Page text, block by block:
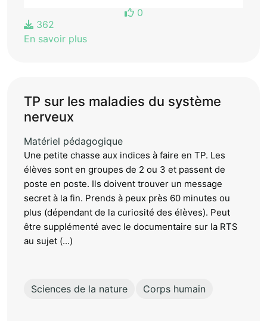
0
362
En savoir plus
TP sur les maladies du système
nerveux
Matériel pédagogique
Une petite chasse aux indices à faire en TP. Les
élèves sont en groupes de 2 ou 3 et passent de
poste en poste. Ils doivent trouver un message
secret à la fin. Prends à peux près 60 minutes ou
plus (dépendant de la curiosité des élèves). Peut
être supplémenté avec le documentaire sur la RTS
au sujet (...)
Sciences de la nature Corps humain